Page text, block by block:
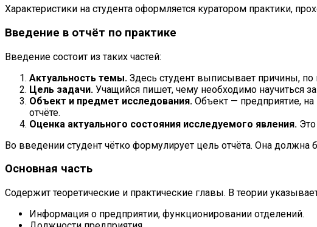
Характеристики на студента оформляется куратором практики,
Введение в отчёт по практике
Введение состоит из таких частей:
Актуальность темы. Здесь студент выписывает причины,
Цель задачи. Учащийся пишет, чему необходимо научиться
Объект и предмет исследования. Объект — предприятие,
отчёте.
Оценка актуального состояния исследуемого явления.
Во введении студент чётко формулирует цель отчёта. Она должна
Основная часть
Содержит теоретические и практические главы. В теории
Информация о предприятии, функционировании отделений.